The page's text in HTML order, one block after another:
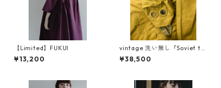
【Limited】FUKUI
¥13,200
vintage 洗い無し『Soviet ta
nkers jacket』dead stock
¥38,500